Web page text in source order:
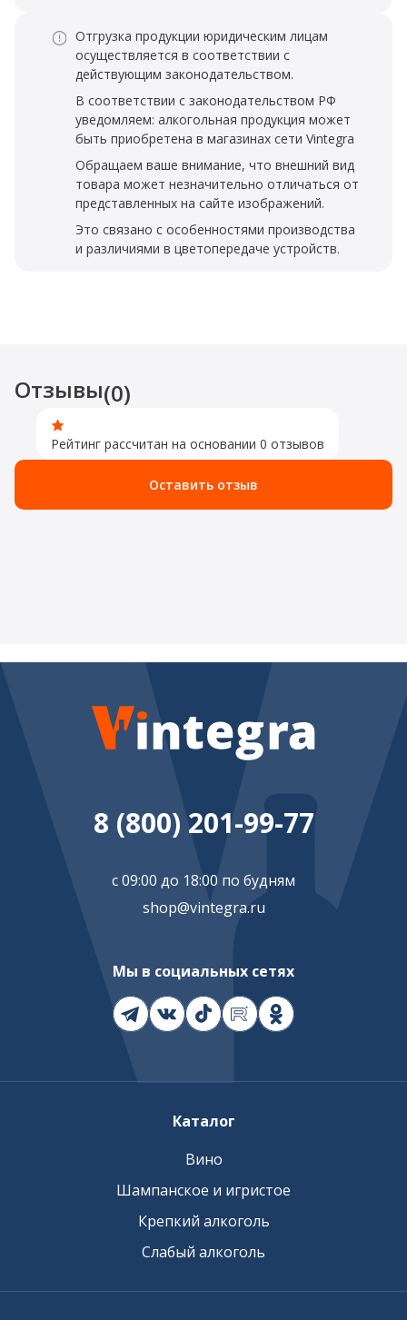
Отгрузка продукции юридическим лицам
осуществляется в соответствии с
действующим законодательством.
В соответствии с законодательством РФ
уведомляем: алкогольная продукция может
быть приобретена в магазинах сети Vintegra
Обращаем ваше внимание, что внешний вид
товара может незначительно отличаться от
представленных на сайте изображений.
Это связано с особенностями производства
и различиями в цветопередаче устройств.
Отзывы(0)
Рейтинг рассчитан на основании 0 отзывов
Оставить отзыв
8 (800) 201-99-77
с 09:00 до 18:00 по будням
shop@vintegra.ru
Мы в социальных сетях
Каталог
Вино
Шампанское и игристое
Крепкий алкоголь
Слабый алкоголь